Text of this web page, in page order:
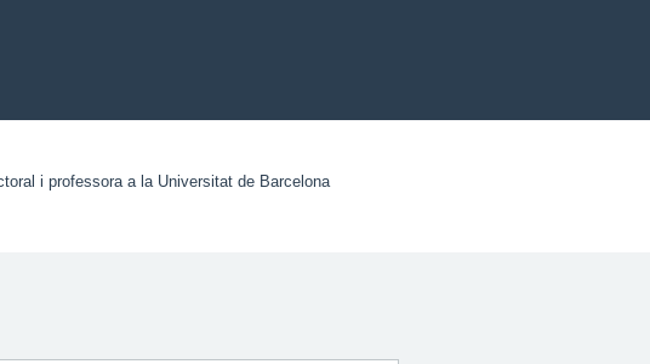
i professora a la Universitat de Barcelona